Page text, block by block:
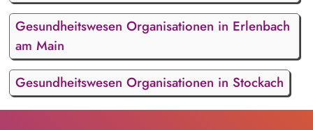
Gesundheitswesen Organisationen in Erlenbach
am Main
Gesundheitswesen Organisationen in Stockach